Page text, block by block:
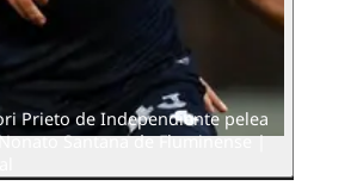
Prieto de Independiente pelea
Santana de Fluminense |